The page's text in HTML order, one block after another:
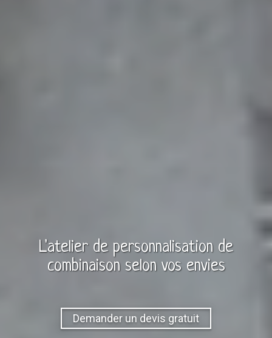
L'atelier de personnalisation de
combinaisonselon vos envies
Demander un devis gratuit